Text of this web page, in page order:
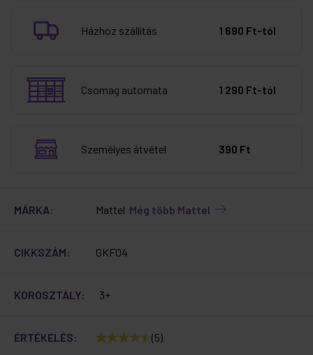
Házhoz szállítás 1 690 Ft-tól
Csomag automata 1 290 Ft-tól
Személyes átvétel 390 Ft
MÁRKA: Mattel Még több Mattel
CIKKSZÁM: GKF04
KOROSZTÁLY: 3+
ÉRTÉKELÉS: (5)